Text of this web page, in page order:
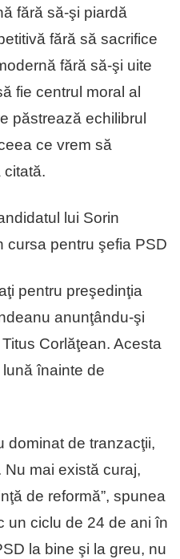
fără să-şi piardă
fără să sacrifice
fără să-şi uite
fie centrul moral al
păstrează echilibrul
ce vrem să
citată.
lui Sorin
cursa pentru şefia PSD
pentru preşedinţia
anunţându-şi
Corlăţean. Acesta
înainte de
dominat de tranzacţii,
mai există curaj,
de reformă”, spunea
un ciclu de 24 de ani în
la bine şi la greu, nu